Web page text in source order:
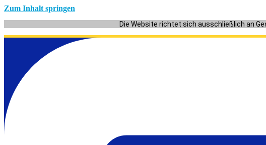
Zum Inhalt springen
Die Website richtet sich ausschließlich an